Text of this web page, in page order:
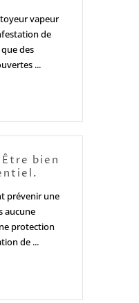
vapeur
de
des
...
bien
prévenir une
aucune
protection
de ...